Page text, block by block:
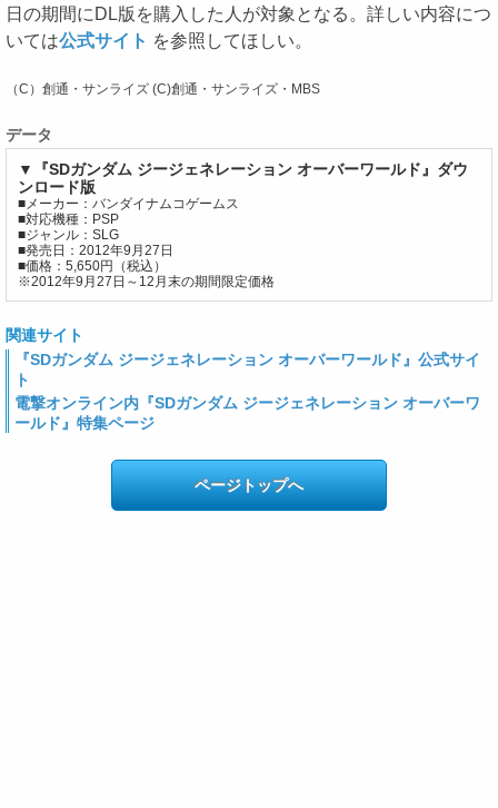
日の期間にDL版を購入した人が対象となる。詳しい内容につ
いては公式サイト を参照してほしい。
（C）創通・サンライズ (C)創通・サンライズ・MBS
データ
▼『SDガンダム ジージェネレーション オーバーワールド』ダウ
ンロード版
■メーカー：バンダイナムコゲームス
■対応機種：PSP
■ジャンル：SLG
■発売日：2012年9月27日
■価格：5,650円（税込）
※2012年9月27日～12月末の期間限定価格
関連サイト
『SDガンダム ジージェネレーション オーバーワールド』公式サイ
ト
電撃オンライン内『SDガンダム ジージェネレーション オーバーワ
ールド』特集ページ
ページトップへ